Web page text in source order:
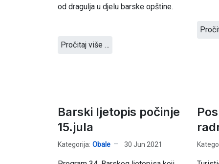
od dragulja u djelu barske opštine.
Pročitaj više …
Barski ljetopis počinje
15.jula
Kategorija: Obale 30 Jun 2021